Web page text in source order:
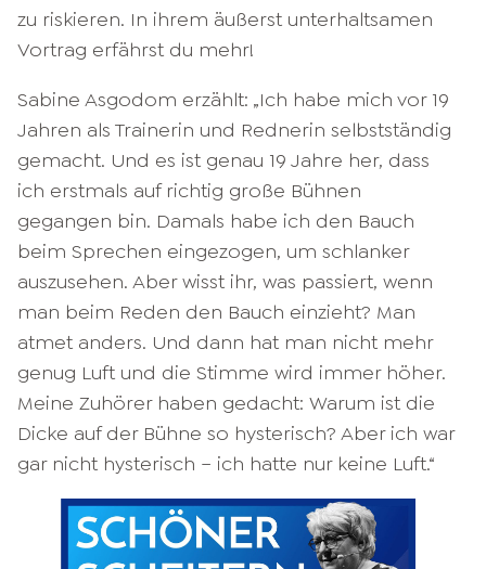
zu riskieren. In ihrem äußerst unterhaltsamen
Vortrag erfährst du mehr!
Sabine Asgodom erzählt: „Ich habe mich vor 19
Jahren als Trainerin und Rednerin selbstständig
gemacht. Und es ist genau 19 Jahre her, dass
ich erstmals auf richtig große Bühnen
gegangen bin. Damals habe ich den Bauch
beim Sprechen eingezogen, um schlanker
auszusehen. Aber wisst ihr, was passiert, wenn
man beim Reden den Bauch einzieht? Man
atmet anders. Und dann hat man nicht mehr
genug Luft und die Stimme wird immer höher.
Meine Zuhörer haben gedacht: Warum ist die
Dicke auf der Bühne so hysterisch? Aber ich war
gar nicht hysterisch – ich hatte nur keine Luft.“